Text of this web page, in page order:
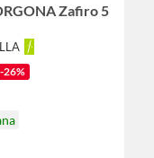
Zafiro 5
-26%